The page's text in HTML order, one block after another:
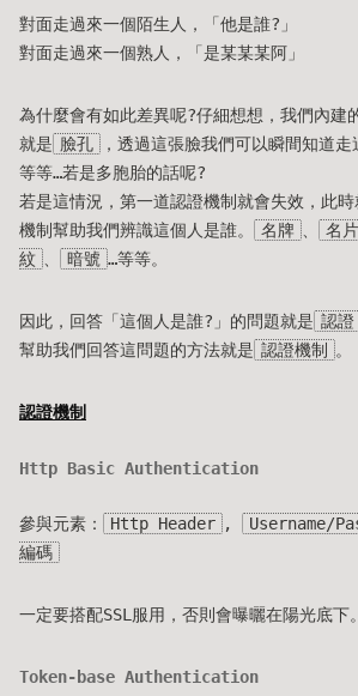
對面走過來一個陌生人，「他是誰?」
對面走過來一個熟人，「是某某某阿」
為什麼會有如此差異呢?仔細想想，我們內建
就是 臉孔
，透過這張臉我們可以瞬間知道走
等等…若是多胞胎的話呢?
若是這情況，第一道認證機制就會失效，此
機制幫助我們辨識這個人是誰。
名牌 名片
紋
暗號 …等等。
因此，回答「這個人是誰?」的問題就是 認證
幫助我們回答這問題的方法就是 認證機制 。
認證機制
Http Basic Authentication
參與元素： Http Header , Username/
編碼
一定要搭配SSL服用，否則會曝曬在陽光底下。
Token-base Authentication